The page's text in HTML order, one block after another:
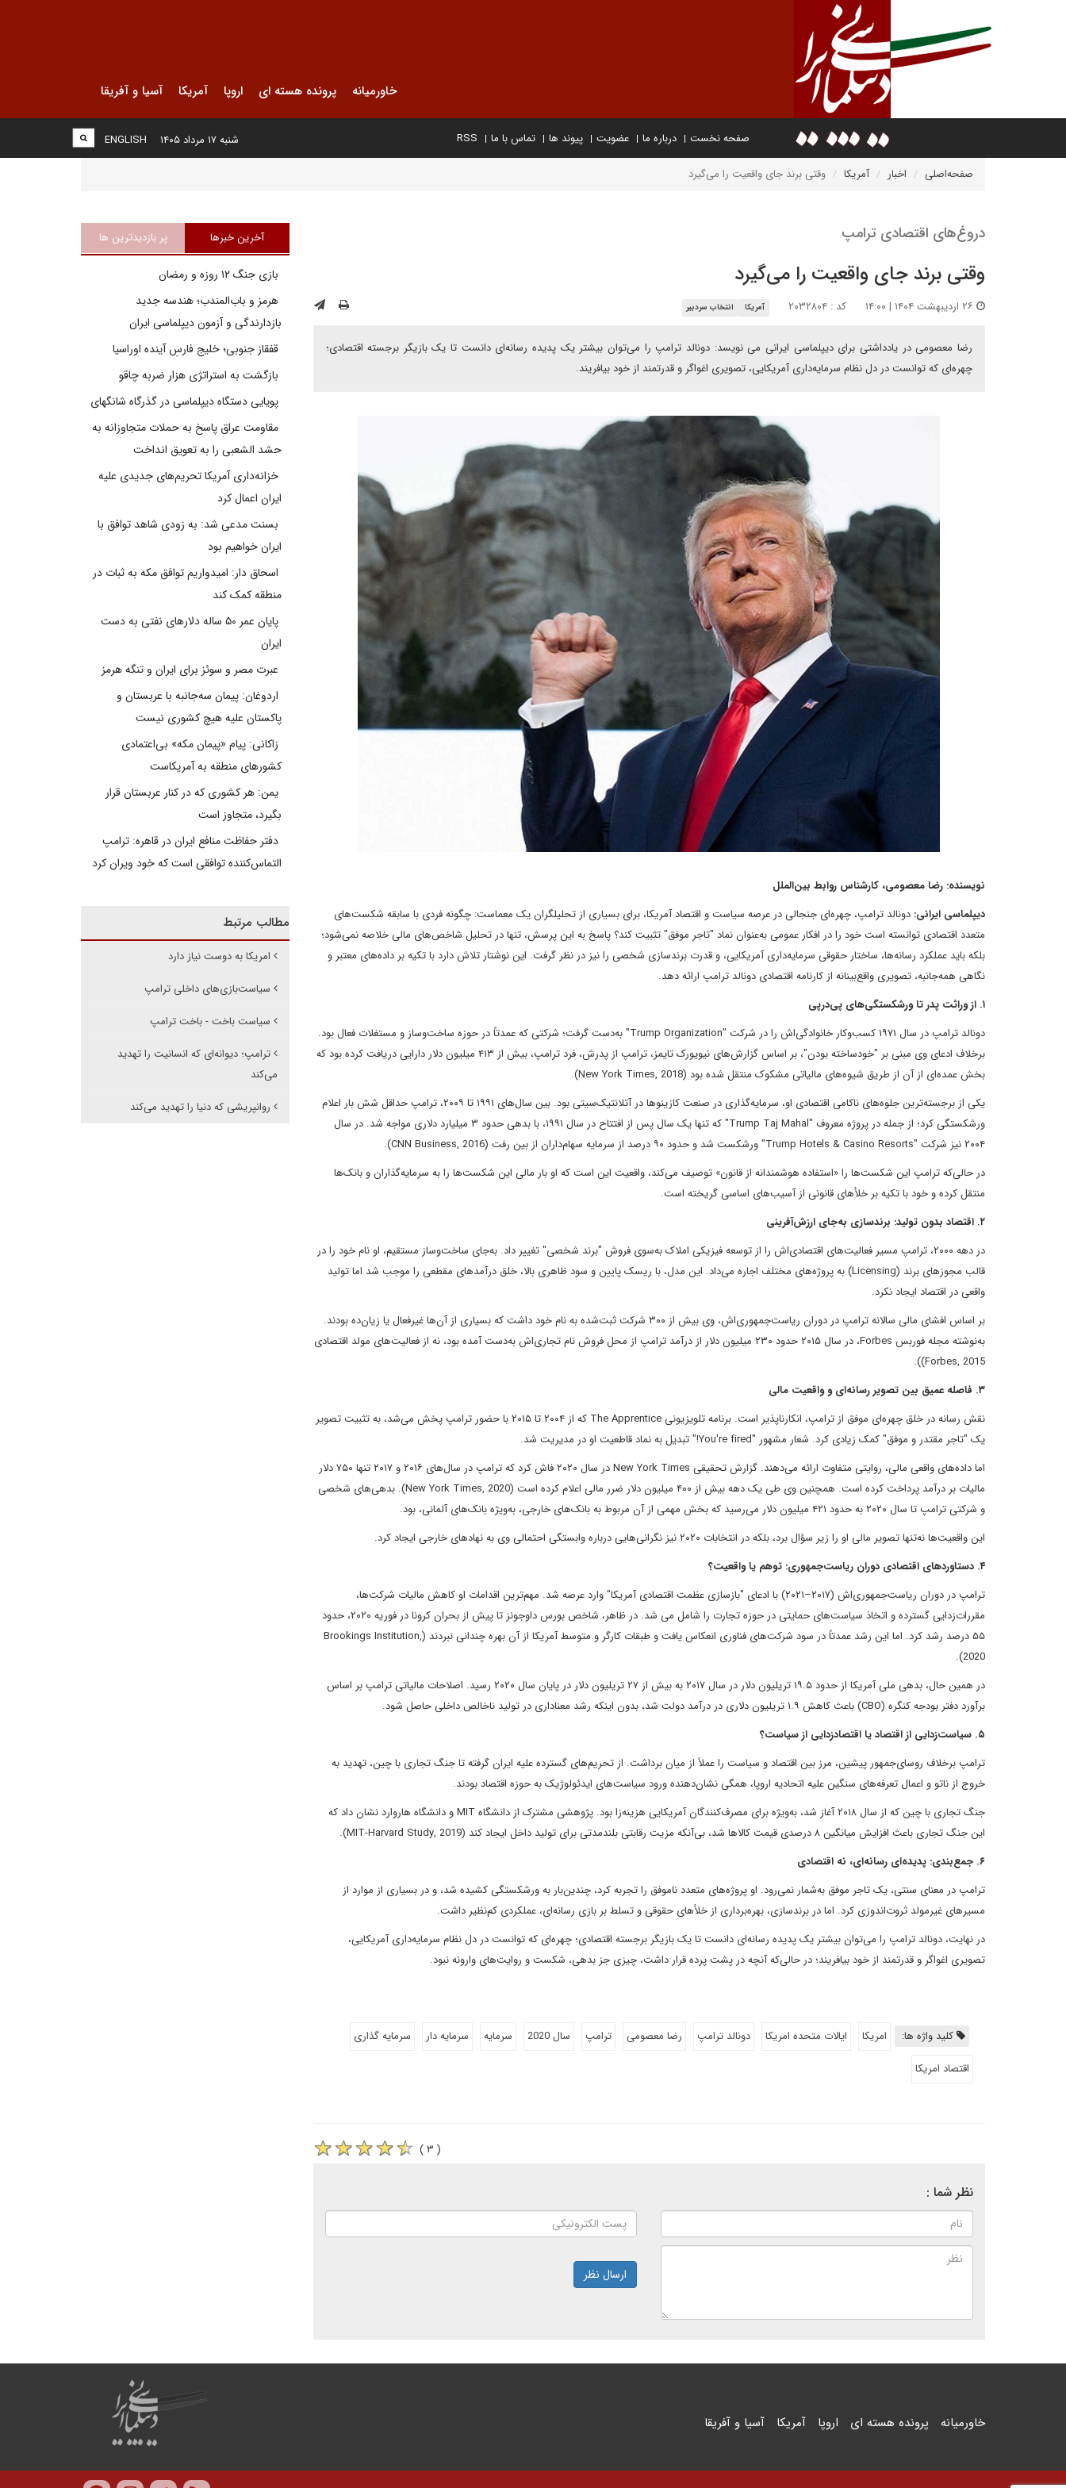
خاورمیانه پرونده هسته ای اروپا آمریکا آسیا و آفریقا
صفحه نخست درباره ما عضویت پیوند ها تماس با ما RSS
ENGLISH شنبه ۱۷ مرداد ۱۴۰۵
صفحه‌اصلی اخبار آمریکا وقتی برند جای واقعیت را می‌گیرد
دروغ‌های اقتصادی ترامپ
وقتی برند جای واقعیت را می‌گیرد
کد : ۲۰۳۲۸۰۴ آمریکا انتخاب سردبیر
رضا معصومی در یادداشتی برای دیپلماسی ایرانی می نویسد: دونالد ترامپ را می‌توان بیشتر یک پدیده رسانه‌ای دانست تا یک بازیگر برجسته اقتصادی؛
چهره‌ای که توانست در دل نظام سرمایه‌داری آمریکایی، تصویری اغواگر و قدرتمند از خود بیافریند.
نویسنده: رضا معصومی، کارشناس روابط بین‌الملل
دیپلماسی ایرانی: دونالد ترامپ، چهره‌ای جنجالی در عرصه سیاست و اقتصاد آمریکا، برای بسیاری از تحلیلگران یک معماست: چگونه فردی با سابقه شکست‌های
متعدد اقتصادی توانسته است خود را در افکار عمومی به‌عنوان نماد "تاجر موفق" تثبیت کند؟ پاسخ به این پرسش، تنها در تحلیل شاخص‌های مالی خلاصه نمی‌شود؛
بلکه باید عملکرد رسانه‌ها، ساختار حقوقی سرمایه‌داری آمریکایی، و قدرت برندسازی شخصی را نیز در نظر گرفت. این نوشتار تلاش دارد با تکیه بر داده‌های معتبر و
نگاهی همه‌جانبه، تصویری واقع‌بینانه از کارنامه اقتصادی دونالد ترامپ ارائه دهد.
۱. از وراثت پدر تا ورشکستگی‌های پی‌درپی
دونالد ترامپ در سال ۱۹۷۱ کسب‌وکار خانوادگی‌اش را در شرکت "Trump Organization" به‌دست گرفت؛ شرکتی که عمدتاً در حوزه ساخت‌وساز و مستغلات فعال بود.
برخلاف ادعای وی مبنی بر "خودساخته بودن"، بر اساس گزارش‌های نیویورک تایمز، ترامپ از پدرش، فرد ترامپ، بیش از ۴۱۳ میلیون دلار دارایی دریافت کرده بود که
بخش عمده‌ای از آن از طریق شیوه‌های مالیاتی مشکوک منتقل شده بود (New York Times, 2018).
یکی از برجسته‌ترین جلوه‌های ناکامی اقتصادی او، سرمایه‌گذاری در صنعت کازینوها در آتلانتیک‌سیتی بود. بین سال‌های ۱۹۹۱ تا ۲۰۰۹، ترامپ حداقل شش بار اعلام
ورشکستگی کرد؛ از جمله در پروژه معروف "Trump Taj Mahal" که تنها یک سال پس از افتتاح در سال ۱۹۹۱، با بدهی حدود ۳ میلیارد دلاری مواجه شد. در سال
۲۰۰۴ نیز شرکت "Trump Hotels & Casino Resorts" ورشکست شد و حدود ۹۰ درصد از سرمایه سهام‌داران از بین رفت (CNN Business, 2016).
در حالی‌که ترامپ این شکست‌ها را «استفاده هوشمندانه از قانون» توصیف می‌کند، واقعیت این است که او بار مالی این شکست‌ها را به سرمایه‌گذاران و بانک‌ها
منتقل کرده و خود با تکیه بر خلأهای قانونی از آسیب‌های اساسی گریخته است.
۲. اقتصاد بدون تولید: برندسازی به‌جای ارزش‌آفرینی
در دهه ۲۰۰۰، ترامپ مسیر فعالیت‌های اقتصادی‌اش را از توسعه فیزیکی املاک به‌سوی فروش "برند شخصی" تغییر داد. به‌جای ساخت‌وساز مستقیم، او نام خود را در
قالب مجوزهای برند (Licensing) به پروژه‌های مختلف اجاره می‌داد. این مدل، با ریسک پایین و سود ظاهری بالا، خلق درآمدهای مقطعی را موجب شد اما تولید
واقعی در اقتصاد ایجاد نکرد.
بر اساس افشای مالی سالانه ترامپ در دوران ریاست‌جمهوری‌اش، وی بیش از ۳۰۰ شرکت ثبت‌شده به نام خود داشت که بسیاری از آن‌ها غیرفعال یا زیان‌ده بودند.
به‌نوشته مجله فوربس Forbes، در سال ۲۰۱۵ حدود ۲۳۰ میلیون دلار از درآمد ترامپ از محل فروش نام تجاری‌اش به‌دست آمده بود، نه از فعالیت‌های مولد اقتصادی
Forbes, 2015)).
۳. فاصله عمیق بین تصویر رسانه‌ای و واقعیت مالی
نقش رسانه در خلق چهره‌ای موفق از ترامپ، انکارناپذیر است. برنامه تلویزیونی The Apprentice که از ۲۰۰۴ تا ۲۰۱۵ با حضور ترامپ پخش می‌شد، به تثبیت تصویر
یک "تاجر مقتدر و موفق" کمک زیادی کرد. شعار مشهور "You're fired!" تبدیل به نماد قاطعیت او در مدیریت شد.
اما داده‌های واقعی مالی، روایتی متفاوت ارائه می‌دهند. گزارش تحقیقی New York Times در سال ۲۰۲۰ فاش کرد که ترامپ در سال‌های ۲۰۱۶ و ۲۰۱۷ تنها ۷۵۰ دلار
مالیات بر درآمد پرداخت کرده است. همچنین وی طی یک دهه بیش از ۴۰۰ میلیون دلار ضرر مالی اعلام کرده است (New York Times, 2020). بدهی‌های شخصی
و شرکتی ترامپ تا سال ۲۰۲۰ به حدود ۴۲۱ میلیون دلار می‌رسید که بخش مهمی از آن مربوط به بانک‌های خارجی، به‌ویژه بانک‌های آلمانی، بود.
این واقعیت‌ها نه‌تنها تصویر مالی او را زیر سؤال برد، بلکه در انتخابات ۲۰۲۰ نیز نگرانی‌هایی درباره وابستگی احتمالی وی به نهادهای خارجی ایجاد کرد.
۴. دستاوردهای اقتصادی دوران ریاست‌جمهوری: توهم یا واقعیت؟
ترامپ در دوران ریاست‌جمهوری‌اش (۲۰۱۷–۲۰۲۱) با ادعای "بازسازی عظمت اقتصادی آمریکا" وارد عرصه شد. مهم‌ترین اقدامات او کاهش مالیات شرکت‌ها،
مقررات‌زدایی گسترده و اتخاذ سیاست‌های حمایتی در حوزه تجارت را شامل می شد. در ظاهر، شاخص بورس داوجونز تا پیش از بحران کرونا در فوریه ۲۰۲۰، حدود
۵۵ درصد رشد کرد. اما این رشد عمدتاً در سود شرکت‌های فناوری انعکاس یافت و طبقات کارگر و متوسط آمریکا از آن بهره چندانی نبردند (Brookings Institution,
2020).
در همین حال، بدهی ملی آمریکا از حدود ۱۹.۵ تریلیون دلار در سال ۲۰۱۷ به بیش از ۲۷ تریلیون دلار در پایان سال ۲۰۲۰ رسید. اصلاحات مالیاتی ترامپ بر اساس
برآورد دفتر بودجه کنگره (CBO) باعث کاهش ۱.۹ تریلیون دلاری در درآمد دولت شد، بدون اینکه رشد معناداری در تولید ناخالص داخلی حاصل شود.
۵. سیاست‌زدایی از اقتصاد یا اقتصادزدایی از سیاست؟
ترامپ برخلاف روسای‌جمهور پیشین، مرز بین اقتصاد و سیاست را عملاً از میان برداشت. از تحریم‌های گسترده علیه ایران گرفته تا جنگ تجاری با چین، تهدید به
خروج از ناتو و اعمال تعرفه‌های سنگین علیه اتحادیه اروپا، همگی نشان‌دهنده ورود سیاست‌های ایدئولوژیک به حوزه اقتصاد بودند.
جنگ تجاری با چین که از سال ۲۰۱۸ آغاز شد، به‌ویژه برای مصرف‌کنندگان آمریکایی هزینه‌زا بود. پژوهشی مشترک از دانشگاه MIT و دانشگاه هاروارد نشان داد که
این جنگ تجاری باعث افزایش میانگین ۸ درصدی قیمت کالاها شد، بی‌آنکه مزیت رقابتی بلندمدتی برای تولید داخل ایجاد کند (MIT-Harvard Study, 2019).
۶. جمع‌بندی: پدیده‌ای رسانه‌ای، نه اقتصادی
ترامپ در معنای سنتی، یک تاجر موفق به‌شمار نمی‌رود. او پروژه‌های متعدد ناموفق را تجربه کرد، چندین‌بار به ورشکستگی کشیده شد، و در بسیاری از موارد از
مسیرهای غیرمولد ثروت‌اندوزی کرد. اما در برندسازی، بهره‌برداری از خلأهای حقوقی و تسلط بر بازی رسانه‌ای، عملکردی کم‌نظیر داشت.
در نهایت، دونالد ترامپ را می‌توان بیشتر یک پدیده رسانه‌ای دانست تا یک بازیگر برجسته اقتصادی؛ چهره‌ای که توانست در دل نظام سرمایه‌داری آمریکایی،
تصویری اغواگر و قدرتمند از خود بیافریند؛ در حالی‌که آنچه در پشت پرده قرار داشت، چیزی جز بدهی، شکست و روایت‌های وارونه نبود.
کلید واژه ها: امریکا ایالات متحده امریکا دونالد ترامپ رضا معصومی ترامپ سال 2020 سرمایه سرمایه دار
سرمایه گذاری
اقتصاد امریکا
( ۳ )
نظر شما :
ارسال نظر
آخرین خبرها پر بازدیدترین ها
بازی جنگ ۱۲ روزه و رمضان
هرمز و باب‌المندب؛ هندسه جدید
بازدارندگی و آزمون دیپلماسی ایران
قفقاز جنوبی؛ خلیج فارسِ آینده اوراسیا
بازگشت به استراتژی هزار ضربه چاقو
پویایی دستگاه دیپلماسی در گذرگاه شانگهای
مقاومت عراق پاسخ به حملات متجاوزانه به
حشد الشعبی را به تعویق انداخت
خزانه‌داری آمریکا تحریم‌های جدیدی علیه
ایران اعمال کرد
بسنت مدعی شد: به زودی شاهد توافق با
ایران خواهیم بود
اسحاق دار: امیدواریم توافق مکه به ثبات در
منطقه کمک کند
پایان عمر ۵۰ ساله دلارهای نفتی به دست
ایران
عبرت مصر و سوئز برای ایران و تنگه هرمز
اردوغان: پیمان سه‌جانبه با عربستان و
پاکستان علیه هیچ کشوری نیست
زاکانی: پیام «پیمان مکه» بی‌اعتمادی
کشورهای منطقه به آمریکاست
یمن: هر کشوری که در کنار عربستان قرار
بگیرد، متجاوز است
دفتر حفاظت منافع ایران در قاهره: ترامپ
التماس‌کننده توافقی است که خود ویران کرد
مطالب مرتبط
امریکا به دوست نیاز دارد
سیاست‌بازی‌های داخلی ترامپ
سیاست باخت - باخت ترامپ
ترامپ؛ دیوانه‌ای که انسانیت را تهدید
می‌کند
روانپریشی که دنیا را تهدید می‌کند
خاورمیانه پرونده هسته ای اروپا آمریکا آسیا و آفریقا